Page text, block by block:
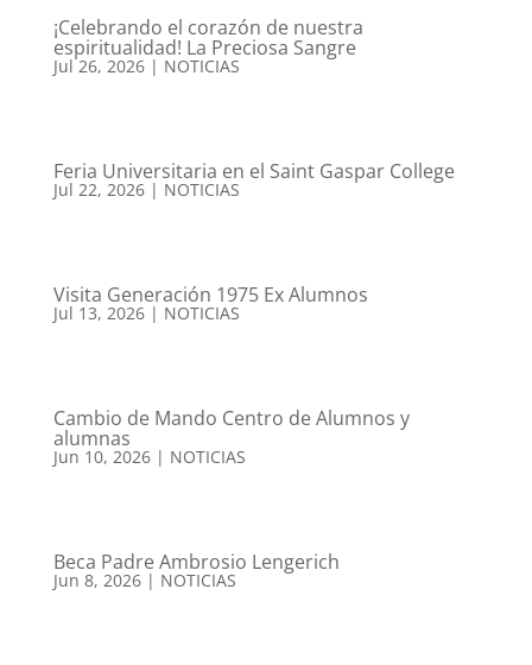
¡Celebrando el corazón de nuestra
espiritualidad! La Preciosa Sangre
Jul 26, 2026| NOTICIAS
Feria Universitaria en el Saint Gaspar College
Jul 22, 2026| NOTICIAS
Visita Generación 1975 Ex Alumnos
Jul 13, 2026| NOTICIAS
Cambio de Mando Centro de Alumnos y
alumnas
Jun 10, 2026| NOTICIAS
Beca Padre Ambrosio Lengerich
Jun 8, 2026| NOTICIAS